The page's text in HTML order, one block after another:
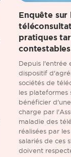
Enquête sur
pratiques
Depuis l'entrée
dispositif
sociétés de
les plateformes
bénéficier
charge par
maladie des
réalisées par
salariés de ces
doivent